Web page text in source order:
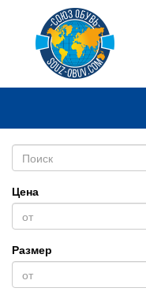
Цена
Размер